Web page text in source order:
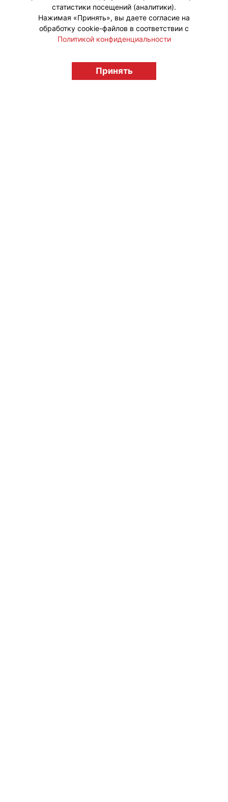
licensingrussia.ru, 2009-2026 12+
статистики посещений (аналитики).
Нажимая «Принять», вы даете согласие на
обработку cookie-файлов в соответствии с
Политикой конфиденциальности
Принять